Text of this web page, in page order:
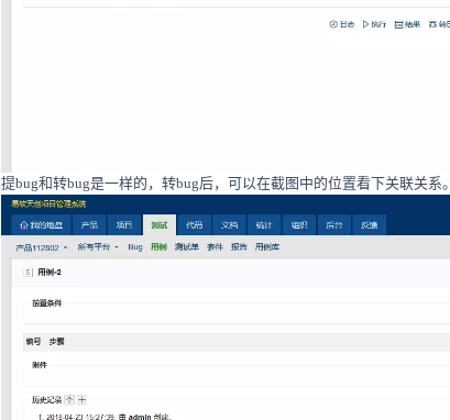
提bug和转bug是一样的，转bug后，可以在截图中的位置看下关联关系。